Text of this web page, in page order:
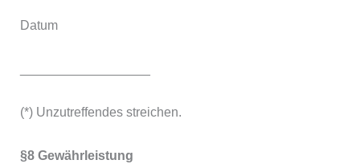
Datum
(*) Unzutreffendes streichen.
§8 Gewährleistung